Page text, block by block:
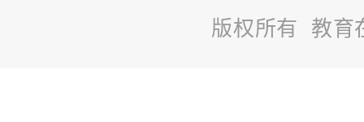
版权所有 教育